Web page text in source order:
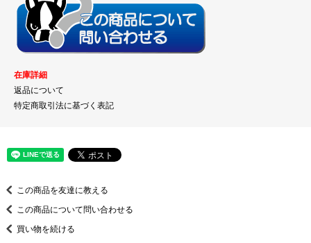
在庫詳細
返品について
特定商取引法に基づく表記
この商品を友達に教える
この商品について問い合わせる
買い物を続ける